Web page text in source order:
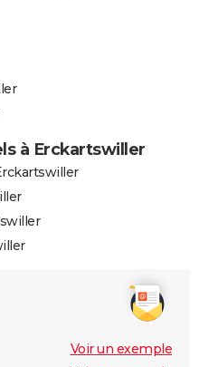
à Erckartswiller
Voir un exemple